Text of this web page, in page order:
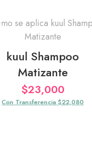
kuul Shampoo
Matizante
$23,000
Con Transferencia $22,080